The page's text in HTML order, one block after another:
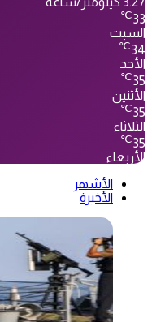
33
℃
السبت
34
℃
الأحد
35
℃
الأثنين
35
℃
الثلاثاء
35
℃
الأربعاء
الأشهر
الأخيرة